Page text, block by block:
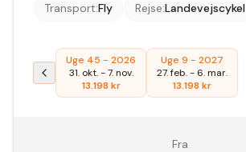
Transport:Fly Rejse:Landevejscykel
Uge 45 - 2026
31. okt.-7. nov.
13.198 kr
Uge 9 - 2027
27. feb.- 6. mar.
13.198 kr
Fra